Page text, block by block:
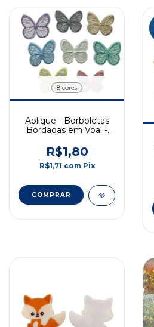
8 cores
Aplique - Borboletas
Bordadas em Voal -
Unidades
R$1,80
R$1,71 com Pix
COMPRAR